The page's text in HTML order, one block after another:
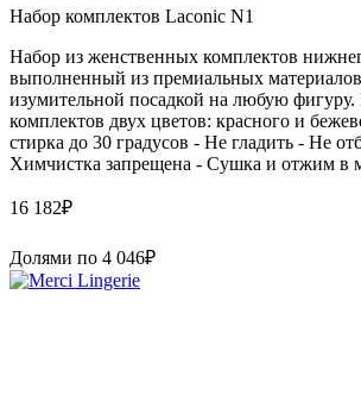
Набор комплектов Laconic N1
Набор из женственных комплектов
выполненный из премиальных
изумительной посадкой на любую фигуру.
комплектов двух цветов: красного и
стирка до 30 градусов - Не гладить - Не
Химчистка запрещена - Сушка и отжим в
16 182₽
Долями по 4 046₽